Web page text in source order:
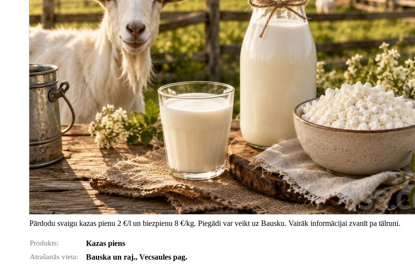
Pārdodu svaigu kazas pienu 2 €/l un biezpienu 8 €/kg. Piegādi var veikt uz Bausku. Vairāk informācijai zvanīt pa tālruni.
Produkts: Kazas piens
Atrašanās vieta: Bauska un raj., Vecsaules pag.